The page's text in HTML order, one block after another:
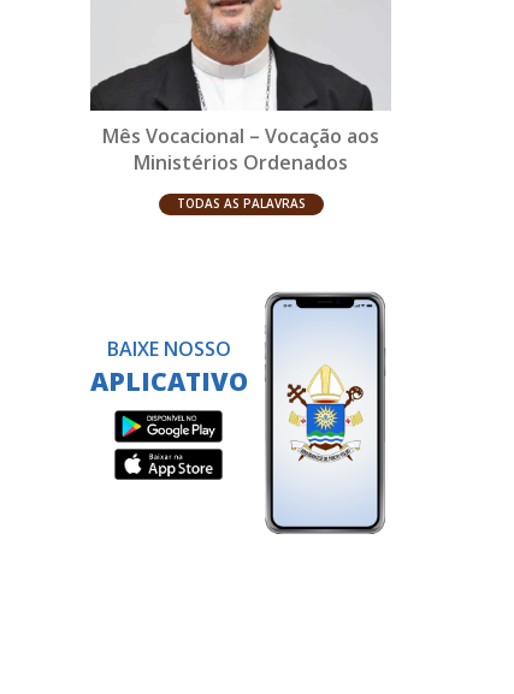
Mês Vocacional – Vocação aos
Ministérios Ordenados
TODAS AS PALAVRAS
BAIXE NOSSO
APLICATIVO